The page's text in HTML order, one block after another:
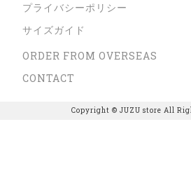
プライバシーポリシー
サイズガイド
ORDER FROM OVERSEAS
CONTACT
Copyright © JUZU store All